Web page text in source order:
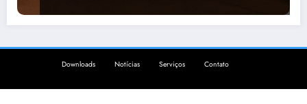
Downloads Notícias Serviços Contato